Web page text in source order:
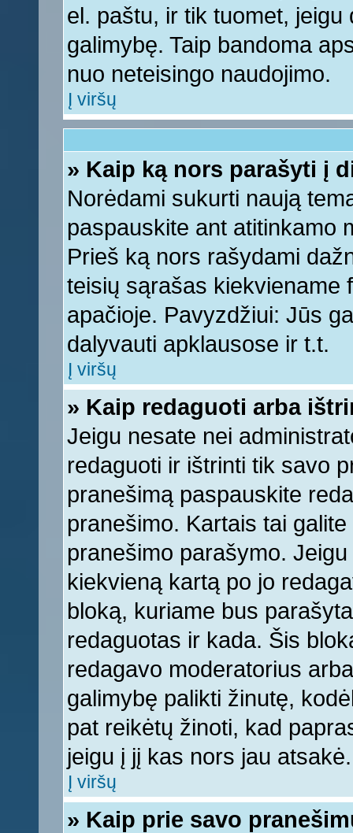
el. paštu, ir tik tuomet,
galimybę. Taip bandoma
nuo neteisingo naudojimo.
Į viršų
» Kaip ką nors parašyti į
Norėdami sukurti naują
paspauskite ant atitinkamo
Prieš ką nors rašydami
teisių sąrašas kiekviename
apačioje. Pavyzdžiui: Jūs
dalyvauti apklausose ir t.t.
Į viršų
» Kaip redaguoti arba
Jeigu nesate nei
redaguoti ir ištrinti tik savo
pranešimą paspauskite
pranešimo. Kartais tai
pranešimo parašymo.
kiekvieną kartą po jo
bloką, kuriame bus
redaguotas ir kada. Šis
redagavo moderatorius
galimybę palikti žinutę,
pat reikėtų žinoti, kad
jeigu į jį kas nors jau atsakė.
Į viršų
» Kaip prie savo